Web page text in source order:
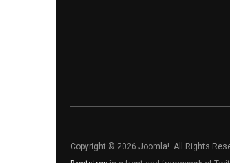
Copyright © 2026 Joomla!. All Rights